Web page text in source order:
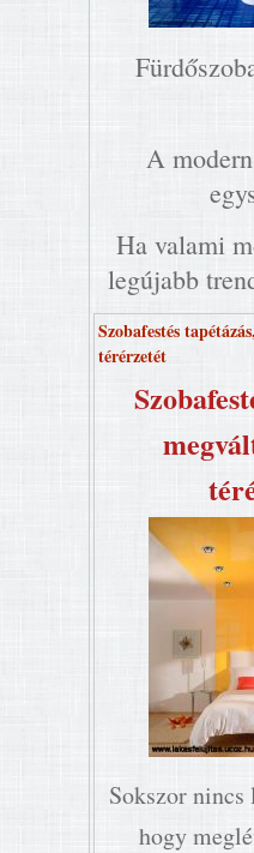
A
Ha valami
legújabb
Szobafestés
térérzetét
Sokszor nincs
hogy